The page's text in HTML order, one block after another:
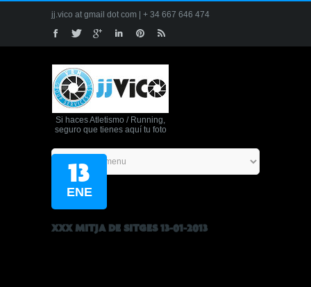
jj.vico at gmail dot com | + 34 667 646 474
Si haces Atletismo / Running,
seguro que tienes aquí tu foto
13
ENE
XXX MITJA DE SITGES 13-01-2013